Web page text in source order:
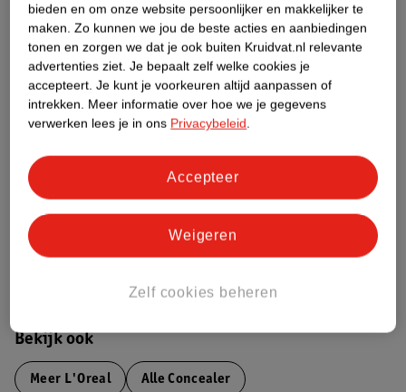
Productinformatie
Etiketinformatie
Nature Impact Score
Dit product heeft (nog) geen Nature
Impact Score.
Meer informatie
Bekijk ook
Meer L'Oreal Alle Concealer
bieden en om onze website persoonlijker en makkelijker te
maken. Zo kunnen we jou de beste acties en aanbiedingen
tonen en zorgen we dat je ook buiten Kruidvat.nl relevante
advertenties ziet. Je bepaalt zelf welke cookies je
accepteert. Je kunt je voorkeuren altijd aanpassen of
intrekken. Meer informatie over hoe we je gegevens
verwerken lees je in ons Privacybeleid.
Zelf cookies beheren
Weigeren
Accepteer